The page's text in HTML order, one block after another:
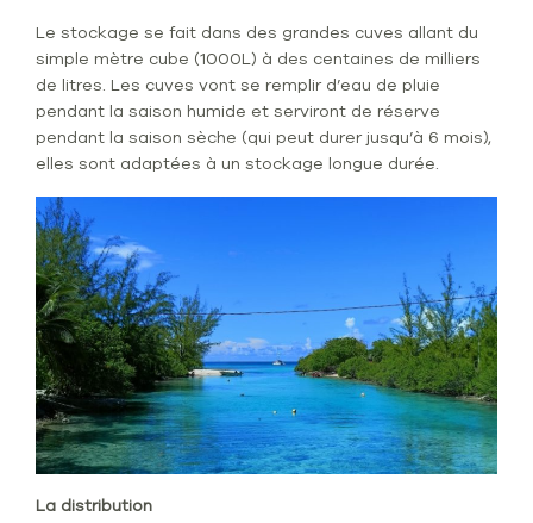
Le stockage se fait dans des grandes cuves allant du
simple mètre cube (1000L) à des centaines de milliers
de litres. Les cuves vont se remplir d’eau de pluie
pendant la saison humide et serviront de réserve
pendant la saison sèche (qui peut durer jusqu’à 6 mois),
elles sont adaptées à un stockage longue durée.
La distribution